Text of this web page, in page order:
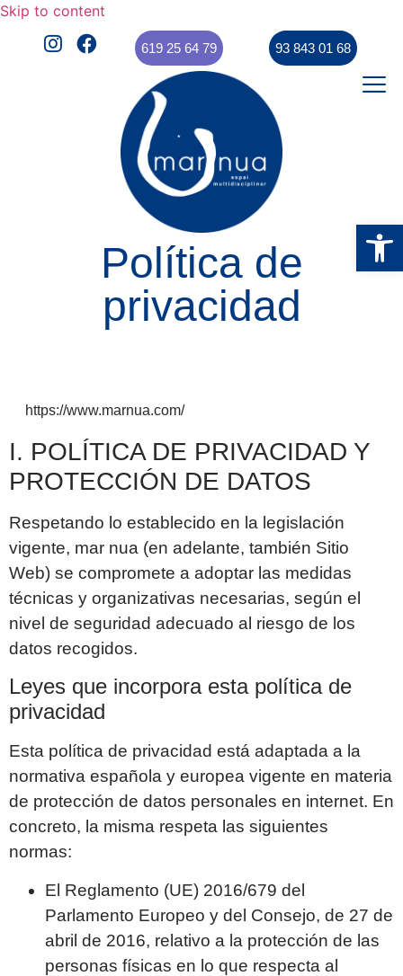
Skip to content
619 25 64 79 93 843 01 68
Política de
privacidad
https://www.marnua.com/
I. POLÍTICA DE PRIVACIDAD Y
PROTECCIÓN DE DATOS
Respetando lo establecido en la legislación
vigente, mar nua (en adelante, también Sitio
Web) se compromete a adoptar las medidas
técnicas y organizativas necesarias, según el
nivel de seguridad adecuado al riesgo de los
datos recogidos.
Leyes que incorpora esta política de
privacidad
Esta política de privacidad está adaptada a la
normativa española y europea vigente en materia
de protección de datos personales en internet. En
concreto, la misma respeta las siguientes
normas:
El Reglamento (UE) 2016/679 del
Parlamento Europeo y del Consejo, de 27 de
abril de 2016, relativo a la protección de las
personas físicas en lo que respecta al
Obre